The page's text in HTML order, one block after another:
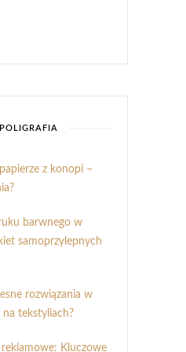
z konopi –
barwnego w
samoprzylepnych
rozwiązania w
tekstyliach?
Kluczowe